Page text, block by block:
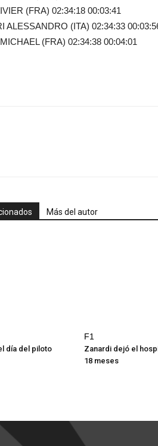
(FRA) 02:34:18 00:03:41
ALESSANDRO (ITA) 02:34:33
(FRA) 02:34:38 00:04:01
Más del autor
día del piloto
F1
Zanardi dejó el
18 meses